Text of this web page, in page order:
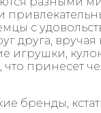
с
друга, вручая
игрушки,
что принесет
бренды,